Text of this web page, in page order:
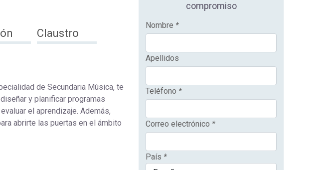
de Secundaria Música, te
y planificar programas
el aprendizaje. Además,
abrirte las puertas en el ámbito
Claustro
compromiso
Nombre *
Apellidos
Teléfono *
Correo electrónico *
País *